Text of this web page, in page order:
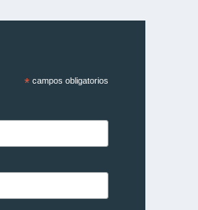
*campos obligatorios